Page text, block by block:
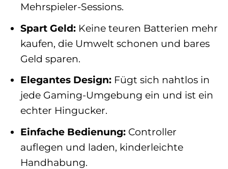
Mehrspieler-Sessions.
Spart Geld:Keine teuren Batterien mehr
kaufen, die Umwelt schonen und bares
Geld sparen.
Elegantes Design:Fügt sich nahtlos in
jede Gaming-Umgebung ein und ist ein
echter Hingucker.
Einfache Bedienung:Controller
auflegen und laden, kinderleichte
Handhabung.